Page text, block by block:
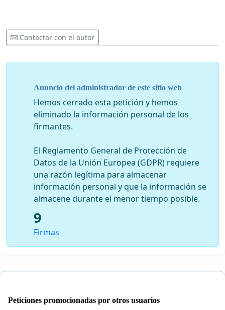
Contactar con el autor
Anuncio del administrador de este sitio web
Hemos cerrado esta petición y hemos
eliminado la información personal de los
firmantes.
El Reglamento General de Protección de
Datos de la Unión Europea (GDPR) requiere
una razón legítima para almacenar
información personal y que la información se
almacene durante el menor tiempo posible.
9
Firmas
Peticiones promocionadas por otros usuarios